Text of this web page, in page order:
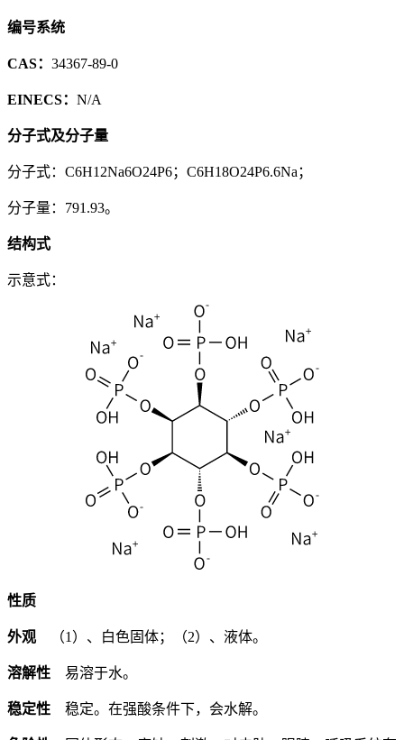
编号系统
CAS： 34367-89-0
EINECS： N/A
分子式及分子量
分子式：C6H12Na6O24P6；C6H18O24P6.6Na；
分子量：791.93。
结构式
示意式：
性质
外观 （1）、白色固体；（2）、液体。
溶解性 易溶于水。
稳定性 稳定。在强酸条件下，会水解。